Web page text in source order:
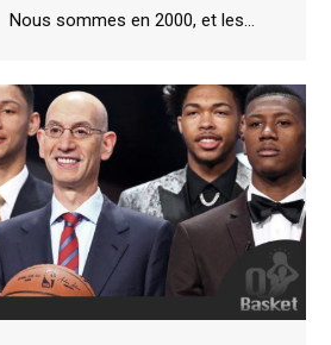
Nous sommes en 2000, et les…